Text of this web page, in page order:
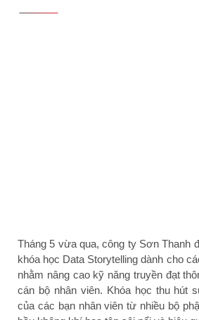
Tháng 5 vừa qua, công ty Sơn Thanh
khóa học Data Storytelling dành cho
nhằm nâng cao kỹ năng truyền đạt
cán bộ nhân viên. Khóa học thu hút
của các bạn nhân viên từ nhiều bộ